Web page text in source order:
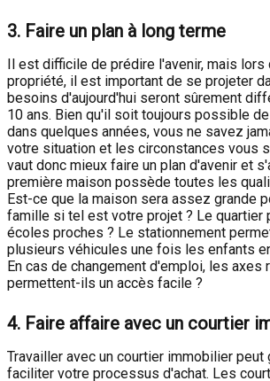
3. Faire un plan à long terme
Il est difficile de prédire l'avenir, mais lors
propriété, il est important de se projeter
besoins d'aujourd'hui seront sûrement
10 ans. Bien qu'il soit toujours possible
dans quelques années, vous ne savez
votre situation et les circonstances vous
vaut donc mieux faire un plan d'avenir et
première maison possède toutes les
Est-ce que la maison sera assez grande
famille si tel est votre projet ? Le
écoles proches ? Le stationnement
plusieurs véhicules une fois les enfants
En cas de changement d'emploi, les axes
permettent-ils un accès facile ?
4. Faire affaire avec un courtier
Travailler avec un courtier immobilier peut
faciliter votre processus d'achat. Les